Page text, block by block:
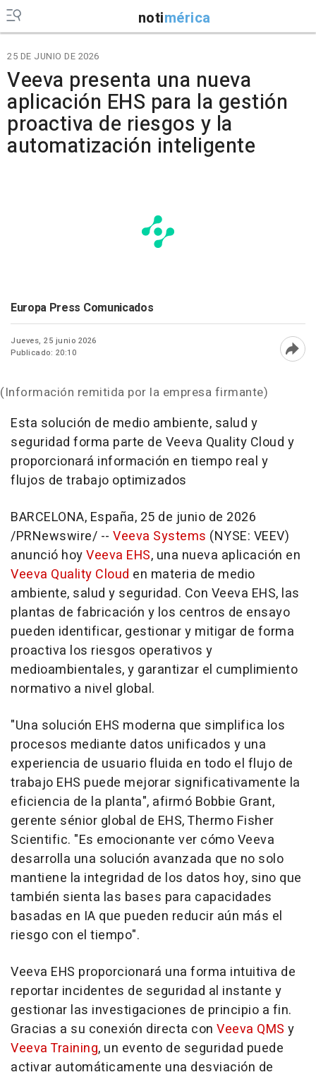
notimérica
25 DE JUNIO DE 2026
Veeva presenta una nueva
aplicación EHS para la gestión
proactiva de riesgos y la
automatización inteligente
Europa Press Comunicados
Jueves, 25 junio 2026
Publicado: 20:10
(Información remitida por la empresa firmante)
Esta solución de medio ambiente, salud y
seguridad forma parte de Veeva Quality Cloud y
proporcionará información en tiempo real y
flujos de trabajo optimizados
BARCELONA, España, 25 de junio de 2026
/PRNewswire/ -- Veeva Systems (NYSE: VEEV)
anunció hoyVeeva EHS, una nueva aplicación en
Veeva Quality Cloud en materia de medio
ambiente, salud y seguridad. Con Veeva EHS, las
plantas de fabricación y los centros de ensayo
pueden identificar, gestionar y mitigar de forma
proactiva los riesgos operativos y
medioambientales, y garantizar el cumplimiento
normativo a nivel global.
"Una solución EHS moderna que simplifica los
procesos mediante datos unificados y una
experiencia de usuario fluida en todo el flujo de
trabajo EHS puede mejorar significativamente la
eficiencia de la planta", afirmó Bobbie Grant,
gerente sénior global de EHS, Thermo Fisher
Scientific. "Es emocionante ver cómo Veeva
desarrolla una solución avanzada que no solo
mantiene la integridad de los datos hoy, sino que
también sienta las bases para capacidades
basadas en IA que pueden reducir aún más el
riesgo con el tiempo".
Veeva EHS proporcionará una forma intuitiva de
reportar incidentes de seguridad al instante y
gestionar las investigaciones de principio a fin.
Gracias a su conexión directa con Veeva QMS y
Veeva Training, un evento de seguridad puede
activar automáticamente una desviación de